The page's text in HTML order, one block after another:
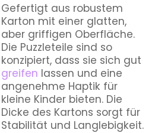
Gefertigt aus robustem
Karton mit einer glatten,
aber griffigen Oberfläche.
Die Puzzleteile sind so
konzipiert, dass sie sich gut
greifen lassen und eine
angenehme Haptik für
kleine Kinder bieten. Die
Dicke des Kartons sorgt für
Stabilität und Langlebigkeit.